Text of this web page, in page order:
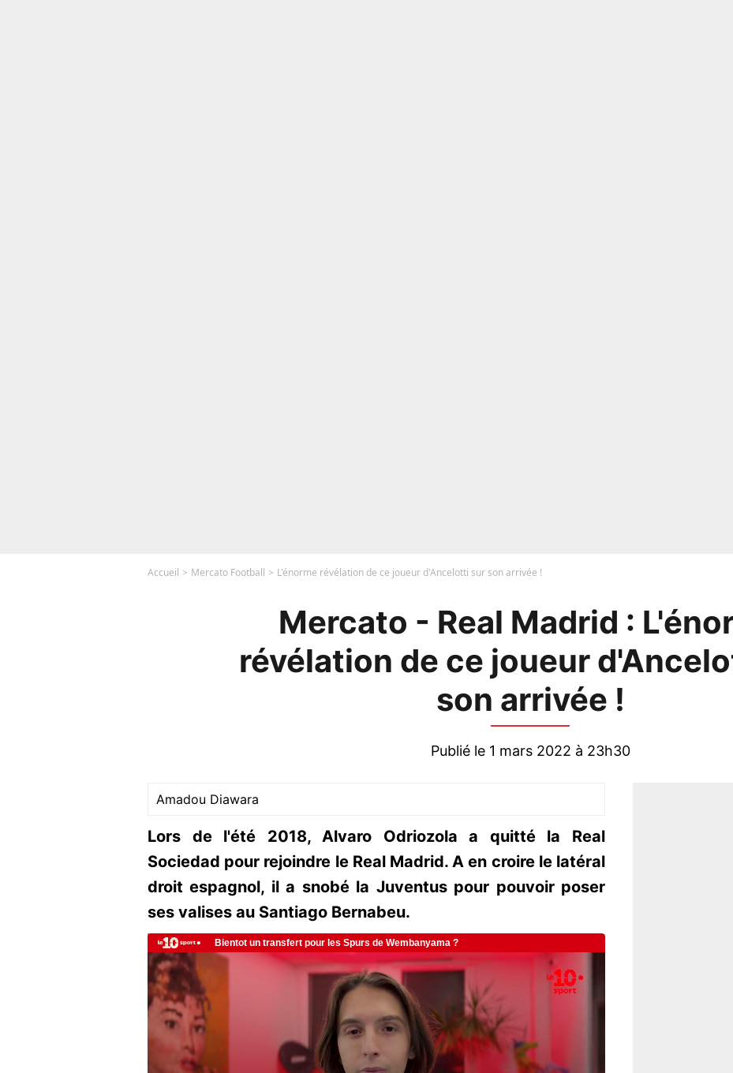
Accueil Mercato Football L'énorme révélation de ce joueur d'Ancelotti sur son arrivée !
Mercato - Real Madrid :
révélation de ce joueur
son arrivée !
Publié le 1 mars 2022 à 23h30
Amadou Diawara
Lors de l'été 2018, Alvaro Odriozola a quitté la Real
Sociedad pour rejoindre le Real Madrid. A en croire le latéral
droit espagnol, il a snobé la Juventus pour pouvoir poser
ses valises au Santiago Bernabeu.